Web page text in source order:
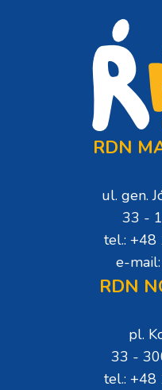
RDN
ul. gen.
33 -
tel.:
e-
RDN
pl.
33 -
tel.: